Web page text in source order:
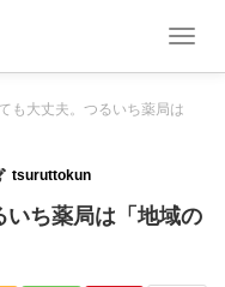
T
g
a
v
も大丈夫。つるいち薬局は
tsuruttokun
ち薬局は「地域の